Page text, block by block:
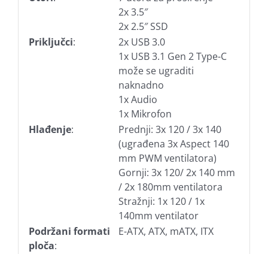
2x 3.5″
2x 2.5″ SSD
Priključci:
2x USB 3.0
1x USB 3.1 Gen 2 Type-C
može se ugraditi
naknadno
1x Audio
1x Mikrofon
Hlađenje:
Prednji: 3x 120 / 3x 140
(ugrađena 3x Aspect 140
mm PWM ventilatora)
Gornji: 3x 120/ 2x 140 mm
/ 2x 180mm ventilatora
Stražnji: 1x 120 / 1x
140mm ventilator
Podržani formati
ploča:
E-ATX, ATX, mATX, ITX